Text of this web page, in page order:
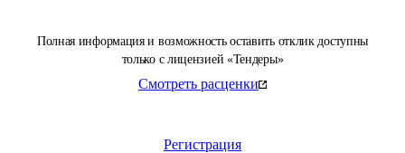
Полная информация и возможность оставить отклик доступны
только с лицензией «Тендеры»
Смотреть расценки
Регистрация